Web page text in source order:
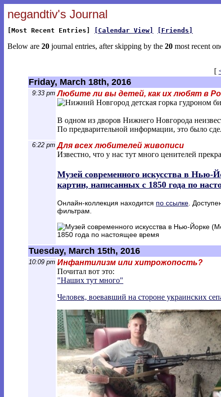
negandtiv's Journal
[Most Recent Entries] [Calendar View] [Friends]
Below are 20 journal entries, after skipping by the 20 most recent
[
Friday, March 18th, 2016
9:33 pm Любите ли вы детей, как их любят в
В одном из дворов Нижнего Новгорода
По предварительной информации, это было
6:22 pm Для всех любителей живописи
Известно, что у нас тут много ценителей
Музей современного искусства в
картин, написанных с 1850 года по
Онлайн-коллекция находится по ссылке .
фильтрам.
Tuesday, March 15th, 2016
10:09 pm Инфантилизм или хитрожопость?
Почитал вот это:
"Наших тут много"
Человек, воевавший на стороне украинских